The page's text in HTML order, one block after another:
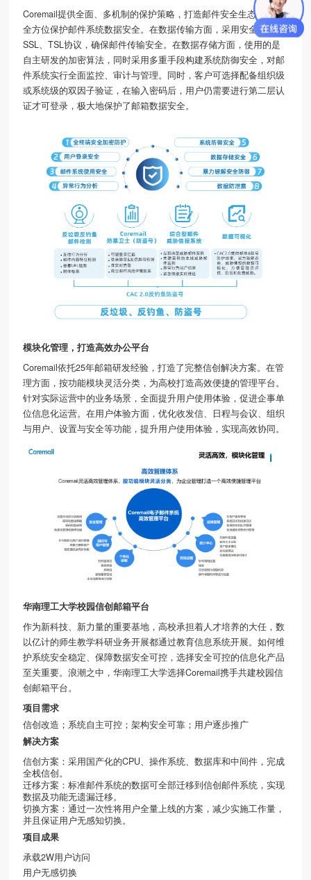
Coremail提供全面、多机制的保护策略，打造邮件安全生态体系，
全方位保护邮件系统数据安全。在数据传输方面，采用安全算法的
SSL、TSL协议，确保邮件传输安全。在数据存储方面，使用的是
自主研发的加密算法，同时采用多重手段构建系统防御安全，对邮
件系统实行全面监控、审计与管理。同时，客户可选择配备组织级
或系统级的双因子验证，在输入密码后，用户仍需要进行第二层认
证才可登录，极大地保护了邮箱数据安全。
模块化管理，打造高效办公平台
Coremail依托25年邮箱研发经验，打造了完整信创解决方案。在管
理方面，按功能模块灵活分类，为高校打造高效便捷的管理平台。
针对实际运营中的业务场景，全面提升用户使用体验，促进企事单
位信息化运营。在用户体验方面，优化收发信、日程与会议、组织
与用户、设置与安全等功能，提升用户使用体验，实现高效协同。
华南理工大学校园信创邮箱平台
作为新科技、新力量的重要基地，高校承担着人才培养的大任，数
以亿计的师生教学科研业务开展都通过教育信息系统开展。如何维
护系统安全稳定、保障数据安全可控，选择安全可控的信息化产品
至关重要。浪潮之中，华南理工大学选择Coremail携手共建校园信
创邮箱平台。
项目需求
信创改造； 系统自主可控；架构安全可靠； 用户逐步推广
解决方案
信创方案：采用国产化的CPU、操作系统、数据库和中间件，完成
全栈信创。
迁移方案：标准邮件系统的数据可全部迁移到信创邮件系统，实现
数据及功能无遗漏迁移。
切换方案：通过一次性将用户全量上线的方案，减少实施工作量，
并且保证用户无感知切换。
项目成果
承载2W用户访问
用户无感切换